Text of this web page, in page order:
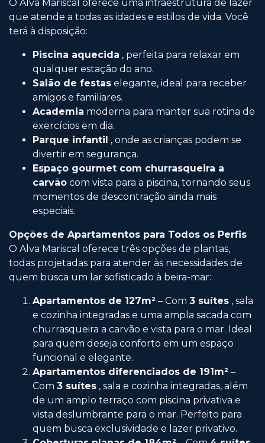
O Alva Mariscal oferece uma infraestrutura de lazer
que atende a todas as idades e estilos de vida. Você
terá à disposição:
Piscina aquecida , perfeita para relaxar em
qualquer estação do ano.
Salão de festas elegante, ideal para receber
amigos e familiares.
Academia moderna para manter sua rotina de
exercícios em dia.
Parque infantil , onde as crianças podem se
divertir em segurança.
Espaço gourmet com churrasqueira a
carvão com vista para a piscina, tornando seus
momentos de descontração ainda mais
especiais.
Opções de Apartamentos para Todos os Perfis
O Alva Mariscal oferece três opções de plantas,
todas projetadas para atender às necessidades de
quem busca um lar sofisticado à beira-mar:
Apartamentos de 127m² – Com 3 suítes , sala
e cozinha integradas e uma ampla sacada com
churrasqueira a carvão e vista para o mar. Ideal
para quem deseja conforto em um espaço
funcional e elegante.
Apartamentos diferenciados de 191m² –
Com 3 suítes , sala e cozinha integradas, além
de um amplo terraço com piscina privativa e
vista deslumbrante para o mar. Perfeito para
quem busca exclusividade e lazer privativo.